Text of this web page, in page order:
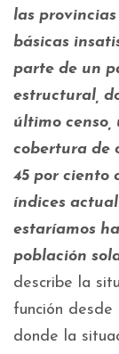
las
básicas
parte de un
estructural,
último censo,
cobertura de
45 por ciento
índices
estaríamos
población
describe la
función desde
donde la